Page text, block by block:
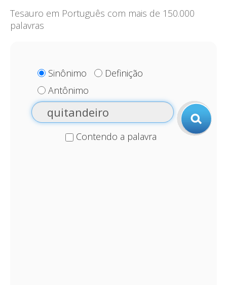
Tesauro em Português com mais de 150.000
palavras
Sinônimo
Definição
Antônimo
Contendo a palavra